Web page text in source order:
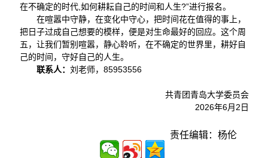
在不确定的时代,如何耕耘自己的时间和人生?”进行报名。
在喧嚣中守静，在变化中守心，把时间花在值得的事上，
把日子过成自己想要的模样，便是对生命最好的回应。这个周
五，让我们暂别喧嚣，静心聆听，在不确定的世界里，耕好自
己的时间，守好自己的人生。
联系人： 刘老师，85953556
共青团青岛大学委员会
2026年6月2日
责任编辑：杨伦